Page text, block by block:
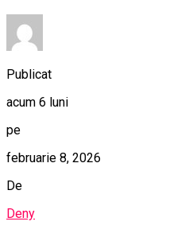
Publicat
acum 6 luni
pe
februarie 8, 2026
De
Deny